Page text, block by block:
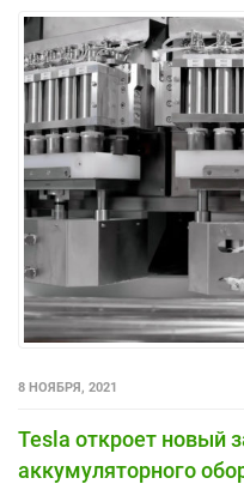
8 НОЯБРЯ, 2021
Tesla откроет новый
аккумуляторного